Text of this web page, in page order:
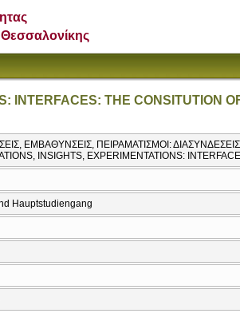
Θεσσαλονίκης
INTERFACES: THE CONSITUTION
ΕΜΒΑΘΥΝΣΕΙΣ, ΠΕΙΡΑΜΑΤΙΣΜΟΙ:
INSIGHTS, EXPERIMENTATIONS:
Hauptstudiengang